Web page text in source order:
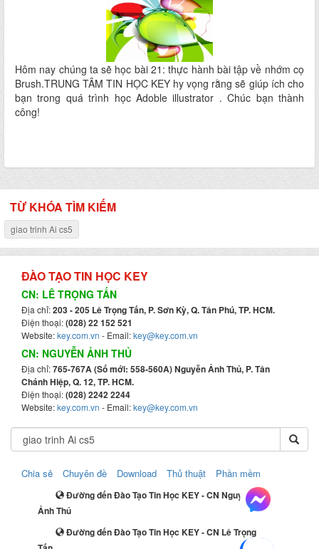
Hôm nay chúng ta sẽ học bài 21: thực hành bài tập về nhớm cọ
Brush.TRUNG TÂM TIN HỌC KEY hy vọng rằng sẽ giúp ích cho
bạn trong quá trình học Adoble illustrator . Chúc bạn thành
công!
TỪ KHÓA TÌM KIẾM
giao trinh Ai cs5
ĐÀO TẠO TIN HỌC KEY
CN: LÊ TRỌNG TẤN
Địa chỉ:203 - 205 Lê Trọng Tấn, P. Sơn Kỳ, Q. Tân Phú, TP. HCM.
Điện thoại:(028) 22 152 521
Website:key.com.vn - Email:key@key.com.vn
CN: NGUYỄN ẢNH THỦ
Địa chỉ:765-767A (Số mới: 558-560A) Nguyễn Ảnh Thủ, P. Tân
Chánh Hiệp, Q. 12, TP. HCM.
Điện thoại:(028) 2242 2244
Website:key.com.vn - Email:key@key.com.vn
Chia sẻ Chuyên đề Download Thủ thuật Phần mềm
Đường đến Đào Tạo Tin Học KEY - CN Nguyễn
Ảnh Thủ
Đường đến Đào Tạo Tin Học KEY - CN Lê Trọng